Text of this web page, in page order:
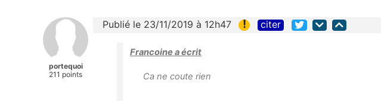
portequoi
211 points
Publié le 23/11/2019 à 12h47 ! citer
Francoine a écrit
Ca ne coute rien